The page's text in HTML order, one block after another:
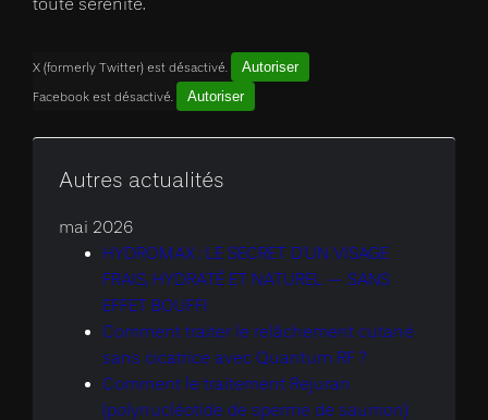
toute sérénité.
X (formerly Twitter) est désactivé. Autoriser
Facebook est désactivé. Autoriser
Autres actualités
mai 2026
HYDROMAX : LE SECRET D’UN VISAGE
FRAIS, HYDRATÉ ET NATUREL — SANS
EFFET BOUFFI
Comment traiter le relâchement cutané
sans cicatrice avec Quantum RF ?
Comment le traitement Rejuran
(polynucléotide de sperme de saumon)